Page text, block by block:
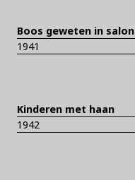
Boos geweten in salon
1941
Kinderen met haan
1942